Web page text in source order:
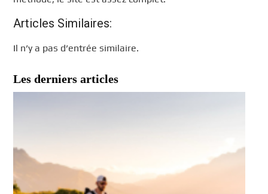
Articles Similaires:
Il n’y a pas d’entrée similaire.
Les derniers articles